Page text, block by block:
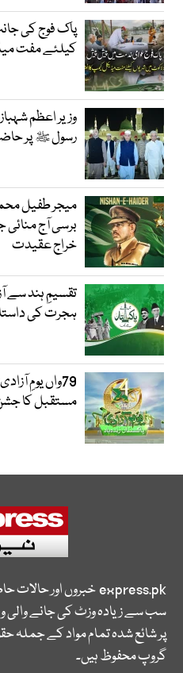
پاک فوج کی
کیلئے مفت
وزیر اعظم
رسول ﷺ پر
برسی آج منائی
خراج عقیدت
تقسیمِ ہند سے
ہجرت کی
79واں یومِ
مستقبل کا
express.pkخبروں اور حالات
سب سے زیادہ وزٹ کی جانے
پر شائع شدہ تمام مواد کے جملہ
گروپ محفوظ ہیں۔